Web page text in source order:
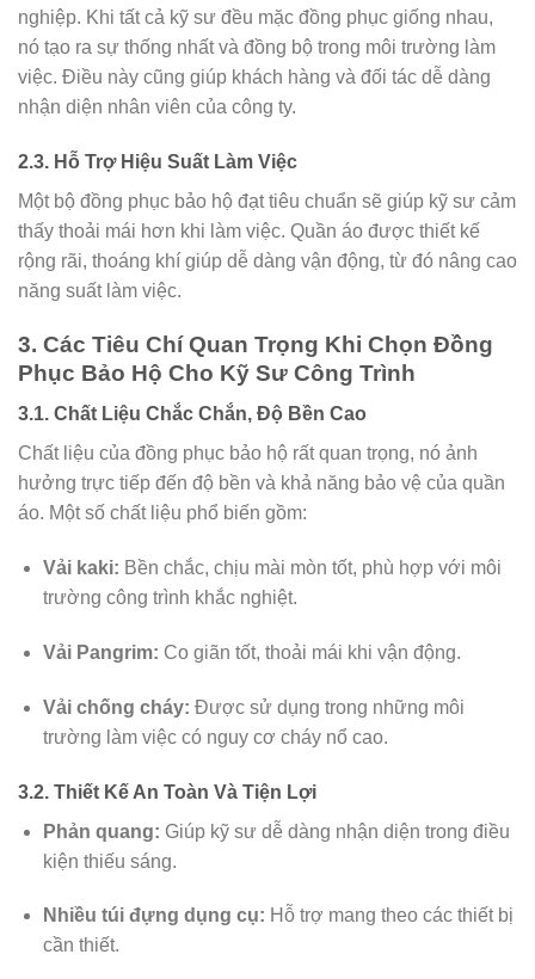
nghiệp. Khi tất cả kỹ sư đều mặc đồng phục giống nhau,
nó tạo ra sự thống nhất và đồng bộ trong môi trường làm
việc. Điều này cũng giúp khách hàng và đối tác dễ dàng
nhận diện nhân viên của công ty.
2.3. Hỗ Trợ Hiệu Suất Làm Việc
Một bộ đồng phục bảo hộ đạt tiêu chuẩn sẽ giúp kỹ sư cảm
thấy thoải mái hơn khi làm việc. Quần áo được thiết kế
rộng rãi, thoáng khí giúp dễ dàng vận động, từ đó nâng cao
năng suất làm việc.
3. Các Tiêu Chí Quan Trọng Khi Chọn Đồng
Phục Bảo Hộ Cho Kỹ Sư Công Trình
3.1. Chất Liệu Chắc Chắn, Độ Bền Cao
Chất liệu của đồng phục bảo hộ rất quan trọng, nó ảnh
hưởng trực tiếp đến độ bền và khả năng bảo vệ của quần
áo. Một số chất liệu phổ biến gồm:
Vải kaki: Bền chắc, chịu mài mòn tốt, phù hợp với môi
trường công trình khắc nghiệt.
Vải Pangrim: Co giãn tốt, thoải mái khi vận động.
Vải chống cháy: Được sử dụng trong những môi
trường làm việc có nguy cơ cháy nổ cao.
3.2. Thiết Kế An Toàn Và Tiện Lợi
Phản quang: Giúp kỹ sư dễ dàng nhận diện trong điều
kiện thiếu sáng.
Nhiều túi đựng dụng cụ: Hỗ trợ mang theo các thiết bị
cần thiết.